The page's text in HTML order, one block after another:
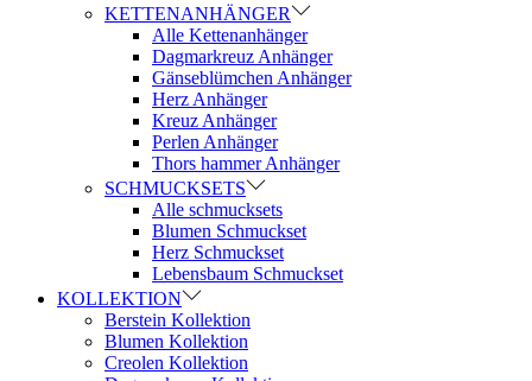
KETTENANHÄNGER
Alle Kettenanhänger
Dagmarkreuz Anhänger
Gänseblümchen Anhänger
Herz Anhänger
Kreuz Anhänger
Perlen Anhänger
Thors hammer Anhänger
SCHMUCKSETS
Alle schmucksets
Blumen Schmuckset
Herz Schmuckset
Lebensbaum Schmuckset
KOLLEKTION
Berstein Kollektion
Blumen Kollektion
Creolen Kollektion